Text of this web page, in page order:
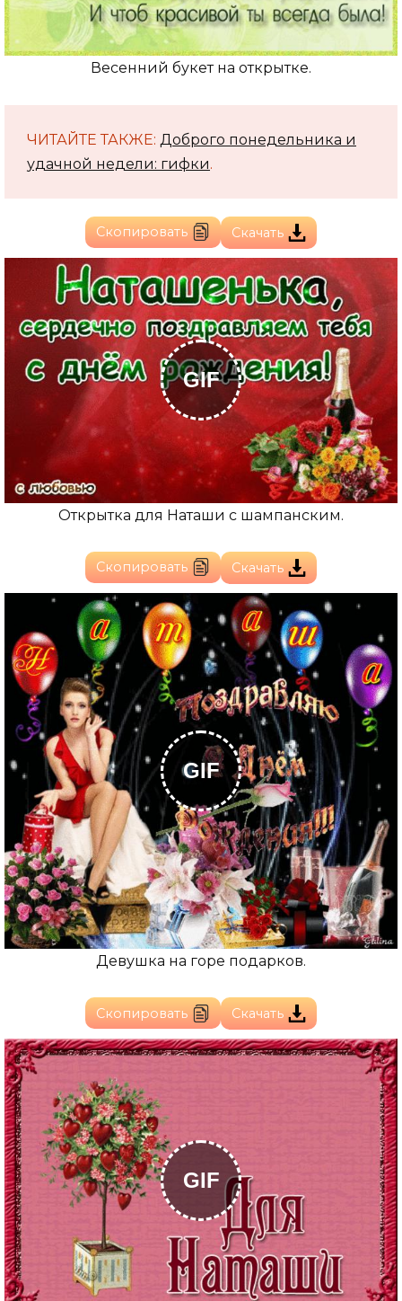
Весенний букет на открытке.
ЧИТАЙТЕ ТАКЖЕ: Доброго понедельника и
удачной недели: гифки.
Скопировать Скачать
GIF
Открытка для Наташи с шампанским.
Скопировать Скачать
GIF
Девушка на горе подарков.
Скопировать Скачать
GIF